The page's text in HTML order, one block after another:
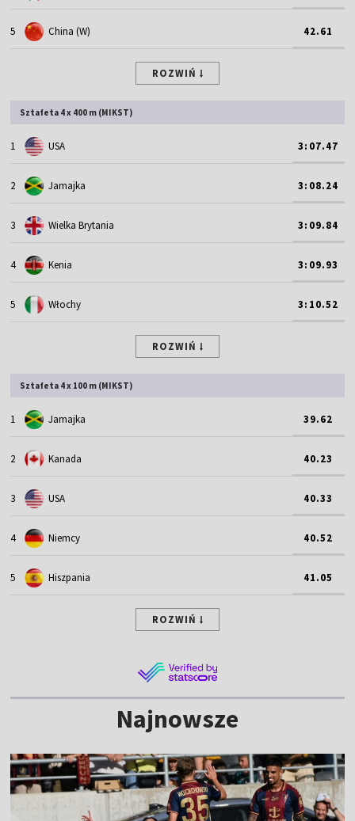
5 China (W) 42.61
ROZWIŃ
Sztafeta 4 x 400 m (MIKST)
1 USA 3:07.47
2 Jamajka 3:08.24
3 Wielka Brytania 3:09.84
4 Kenia 3:09.93
5 Włochy 3:10.52
ROZWIŃ
Sztafeta 4 x 100 m (MIKST)
1 Jamajka 39.62
2 Kanada 40.23
3 USA 40.33
4 Niemcy 40.52
5 Hiszpania 41.05
ROZWIŃ
Najnowsze